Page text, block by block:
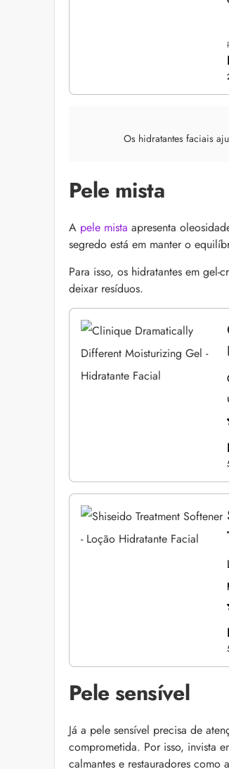
Os hidratantes faciais
Pele mista
A pele mista apresenta
segredo está em manter o
Para isso, os hidratantes em
deixar resíduos.
Pele sensível
Já a pele sensível precisa de
comprometida. Por isso, invista
calmantes e restauradores